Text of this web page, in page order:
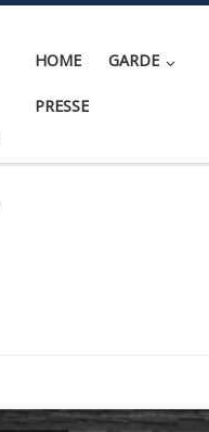
HOME GARDE
PRESSE